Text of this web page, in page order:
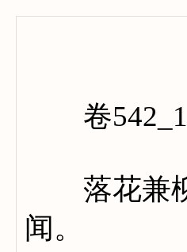
卷542_1
落花兼柳
闻。